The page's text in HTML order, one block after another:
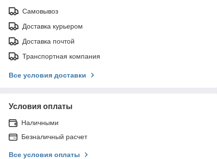
Самовывоз
Доставка курьером
Доставка почтой
Транспортная компания
Все условия доставки
Условия оплаты
Наличными
Безналичный расчет
Все условия оплаты